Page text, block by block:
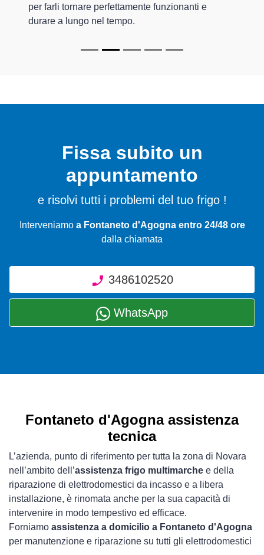
per farli tornare perfettamente funzionanti e
durare a lungo nel tempo.
Fissa subito un
appuntamento
e risolvi tutti i problemi del tuo frigo !
Interveniamo a Fontaneto d'Agogna entro 24/48 ore
dalla chiamata
3486102520
WhatsApp
Fontaneto d'Agogna assistenza
tecnica
L’azienda, punto di riferimento per tutta la zona di Novara
nell’ambito dell’assistenza frigo multimarche e della
riparazione di elettrodomestici da incasso e a libera
installazione, è rinomata anche per la sua capacità di
intervenire in modo tempestivo ed efficace.
Forniamo assistenza a domicilio a Fontaneto d'Agogna
per manutenzione e riparazione su tutti gli elettrodomestici